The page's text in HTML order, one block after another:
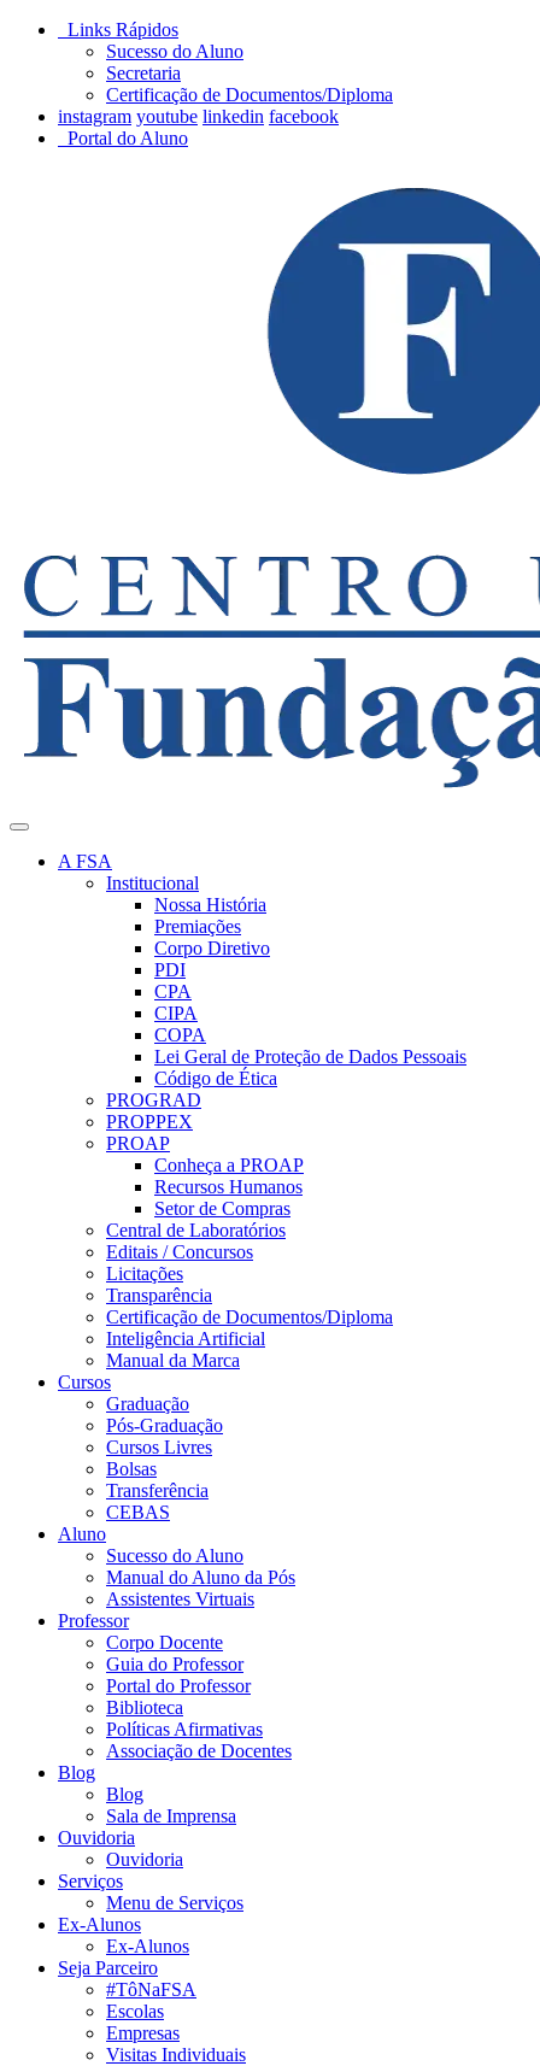
Links Rápidos
Sucesso do Aluno
Secretaria
Certificação de Documentos/Diploma
instagram youtube linkedin facebook
Portal do Aluno
A FSA
Institucional
Nossa História
Premiações
Corpo Diretivo
PDI
CPA
CIPA
COPA
Lei Geral de Proteção de Dados Pessoais
Código de Ética
PROGRAD
PROPPEX
PROAP
Conheça a PROAP
Recursos Humanos
Setor de Compras
Central de Laboratórios
Editais / Concursos
Licitações
Transparência
Certificação de Documentos/Diploma
Inteligência Artificial
Manual da Marca
Cursos
Graduação
Pós-Graduação
Cursos Livres
Bolsas
Transferência
CEBAS
Aluno
Sucesso do Aluno
Manual do Aluno da Pós
Assistentes Virtuais
Professor
Corpo Docente
Guia do Professor
Portal do Professor
Biblioteca
Políticas Afirmativas
Associação de Docentes
Blog
Blog
Sala de Imprensa
Ouvidoria
Ouvidoria
Serviços
Menu de Serviços
Ex-Alunos
Ex-Alunos
Seja Parceiro
#TôNaFSA
Escolas
Empresas
Visitas Individuais